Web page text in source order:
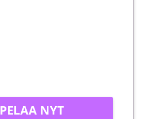
PELAA NYT